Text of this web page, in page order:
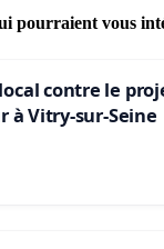
pourraient vous
contre le
à Vitry-sur-Seine